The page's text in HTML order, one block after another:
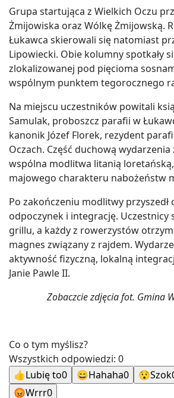
Grupa startująca z Wielkich Oczu
Żmijowiska oraz Wólkę Żmijowską.
Łukawca skierowali się natomiast
Lipowiecki. Obie kolumny spotkały
zlokalizowanej pod pięcioma
wspólnym punktem tegorocznego
Na miejscu uczestników powitali
Samulak, proboszcz parafii w
kanonik Józef Florek, rezydent
Oczach. Część duchową wydarzenia
wspólna modlitwa litanią
majowego charakteru nabożeństw
Po zakończeniu modlitwy przyszedł
odpoczynek i integrację. Uczestnicy
grillu, a każdy z rowerzystów
magnes związany z rajdem.
aktywność fizyczną, lokalną
Janie Pawle II.
Zobaczcie zdjęcia fot. Gmina
Co o tym myślisz?
Wszystkich odpowiedzi: 0
👍Lubię to0 😄Hahaha0 😯Szok
😡Wrrr0